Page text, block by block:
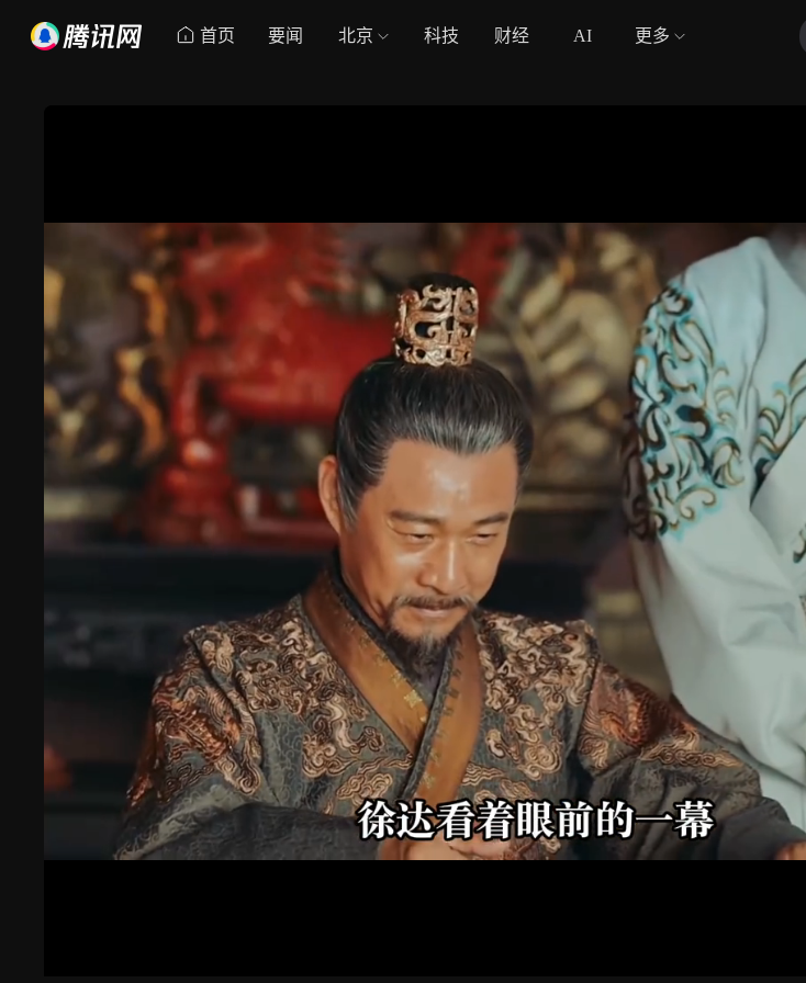
首页 要闻 北京 科技 财经 AI 更多